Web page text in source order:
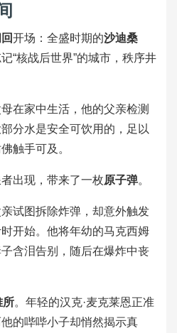
开场：全盛时期的沙迪桑
“核战后世界”的城市，秩序井
在家中生活，他的父亲检测
分水是安全可饮用的，足以
触手可及。
出现，带来了一枚原子弹。
试图拆除炸弹，却意外触发
开始。他将年幼的马克西姆
含泪告别，随后在爆炸中丧
所。年轻的汉克·麦克莱恩正准
的哔哔小子却悄然揭示真